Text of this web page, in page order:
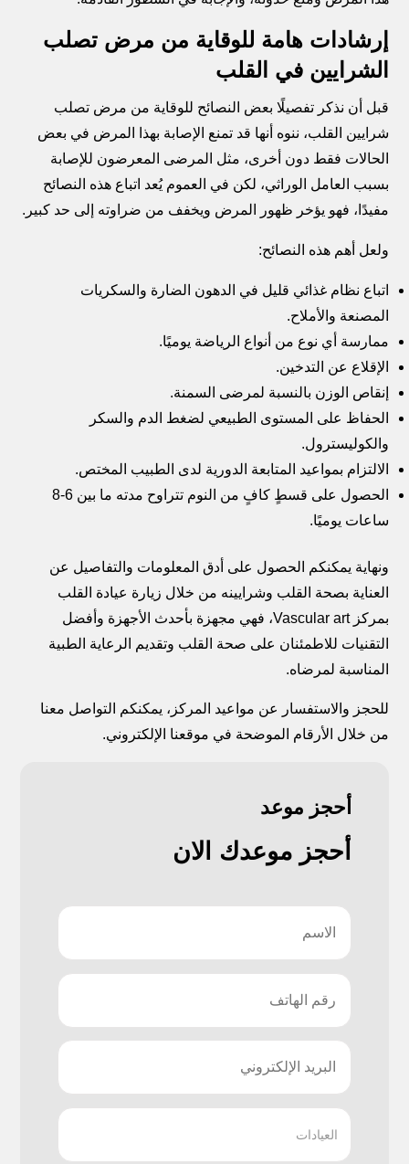
أحجز موعد
أحجز موعدك الان
إرشادات هامة للوقاية من مرض تصلب
الشرايين في القلب
قبل أن نذكر تفصيلًا بعض النصائح للوقاية من مرض تصلب
شرايين القلب، ننوه أنها قد تمنع الإصابة بهذا المرض في بعض
الحالات فقط دون أخرى، مثل المرضى المعرضون للإصابة
بسبب العامل الوراثي، لكن في العموم يُعد اتباع هذه النصائح
مفيدًا، فهو يؤخر ظهور المرض ويخفف من ضراوته إلى حد كبير.
ولعل أهم هذه النصائح:
اتباع نظام غذائي قليل في الدهون الضارة والسكريات
المصنعة والأملاح.
ممارسة أي نوع من أنواع الرياضة يوميًا.
الإقلاع عن التدخين.
إنقاص الوزن بالنسبة لمرضى السمنة.
الحفاظ على المستوى الطبيعي لضغط الدم والسكر
والكوليسترول.
الالتزام بمواعيد المتابعة الدورية لدى الطبيب المختص.
الحصول على قسطٍ كافٍ من النوم تتراوح مدته ما بين 6-8
ساعات يوميًا.
ونهاية يمكنكم الحصول على أدق المعلومات والتفاصيل عن
العناية بصحة القلب وشرايينه من خلال زيارة عيادة القلب
بمركز Vascular art، فهي مجهزة بأحدث الأجهزة وأفضل
التقنيات للاطمئنان على صحة القلب وتقديم الرعاية الطبية
المناسبة لمرضاه.
للحجز والاستفسار عن مواعيد المركز، يمكنكم التواصل معنا
من خلال الأرقام الموضحة في موقعنا الإلكتروني.